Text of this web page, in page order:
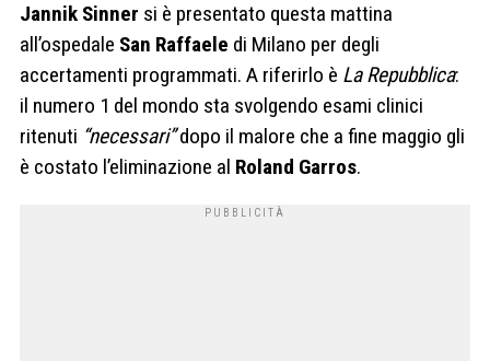
Jannik Sinner si è presentato questa mattina
all’ospedale San Raffaele di Milano per degli
accertamenti programmati. A riferirlo è La Repubblica:
il numero 1 del mondo sta svolgendo esami clinici
ritenuti “necessari”dopo il malore che a fine maggio gli
è costato l’eliminazione al Roland Garros.